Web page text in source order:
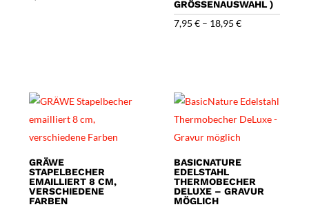
GRÖSSENAUSWAHL )
7,95€ – 18,95€
GRÄWE
STAPELBECHER
EMAILLIERT 8 CM,
VERSCHIEDENE
FARBEN
BASICNATURE
EDELSTAHL
THERMOBECHER
DELUXE – GRAVUR
MÖGLICH